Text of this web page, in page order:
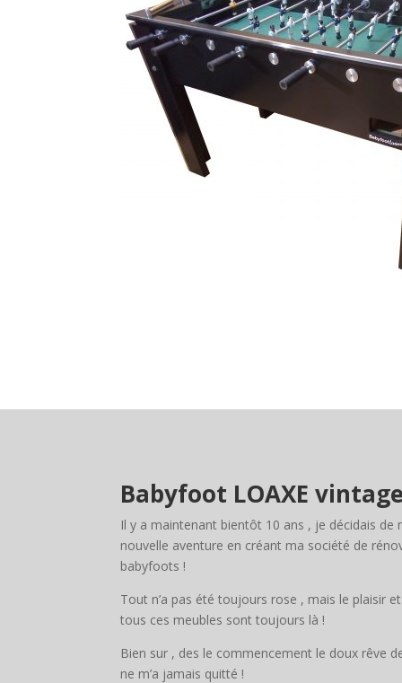
Babyfoot LOAXE
Il y a maintenant bientôt 10 ans , je décidais de
nouvelle aventure en créant ma société de
babyfoots !
Tout n’a pas été toujours rose , mais le plaisir
tous ces meubles sont toujours là !
Bien sur , des le commencement le doux rêve
ne m’a jamais quitté !